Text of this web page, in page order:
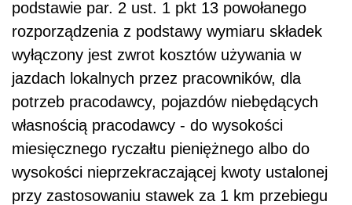
podstawie par. 2 ust. 1 pkt 13 powołanego
rozporządzenia z podstawy wymiaru składek
wyłączony jest zwrot kosztów używania w
jazdach lokalnych przez pracowników, dla
potrzeb pracodawcy, pojazdów niebędących
własnością pracodawcy - do wysokości
miesięcznego ryczałtu pieniężnego albo do
wysokości nieprzekraczającej kwoty ustalonej
przy zastosowaniu stawek za 1 km przebiegu